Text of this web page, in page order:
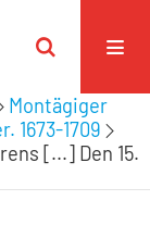
Montägiger
1673-1709
[...] Den 15.